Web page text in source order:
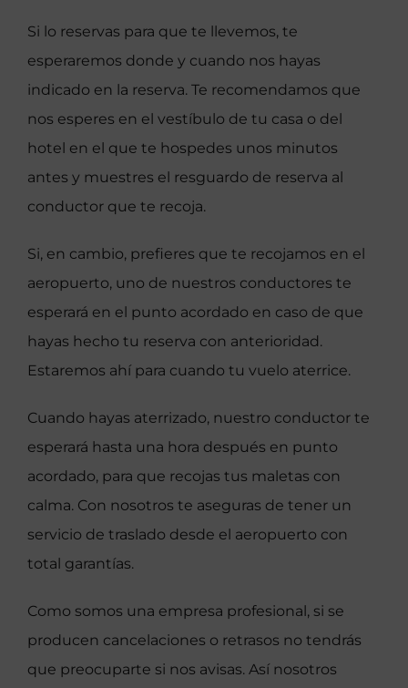
Si lo reservas para que te llevemos, te
esperaremos donde y cuando nos hayas
indicado en la reserva. Te recomendamos que
nos esperes en el vestíbulo de tu casa o del
hotel en el que te hospedes unos minutos
antes y muestres el resguardo de reserva al
conductor que te recoja.
Si, en cambio, prefieres que te recojamos en el
aeropuerto, uno de nuestros conductores te
esperará en el punto acordado en caso de que
hayas hecho tu reserva con anterioridad.
Estaremos ahí para cuando tu vuelo aterrice.
Cuando hayas aterrizado, nuestro conductor te
esperará hasta una hora después en punto
acordado, para que recojas tus maletas con
calma. Con nosotros te aseguras de tener un
servicio de traslado desde el aeropuerto con
total garantías.
Como somos una empresa profesional, si se
producen cancelaciones o retrasos no tendrás
que preocuparte si nos avisas. Así nosotros